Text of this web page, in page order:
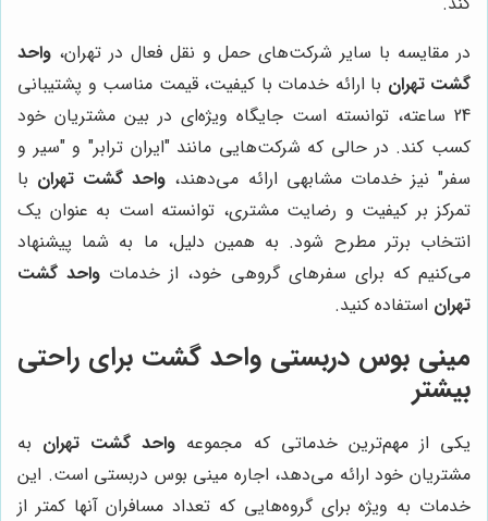
در مقایسه با سایر شرکت‌های حمل و نقل فعال در تهران، واحد
گشت تهران با ارائه خدمات با کیفیت، قیمت مناسب و پشتیبانی
24 ساعته، توانسته است جایگاه ویژه‌ای در بین مشتریان خود
کسب کند. در حالی که شرکت‌هایی مانند "ایران ترابر" و "سیر و
سفر" نیز خدمات مشابهی ارائه می‌دهند، واحد گشت تهران با
تمرکز بر کیفیت و رضایت مشتری، توانسته است به عنوان یک
انتخاب برتر مطرح شود. به همین دلیل، ما به شما پیشنهاد
می‌کنیم که برای سفرهای گروهی خود، از خدمات واحد گشت
تهران استفاده کنید.
مینی بوس دربستی واحد گشت برای راحتی
بیشتر
یکی از مهم‌ترین خدماتی که مجموعه واحد گشت تهران به
مشتریان خود ارائه می‌دهد، اجاره مینی بوس دربستی است. این
خدمات به ویژه برای گروه‌هایی که تعداد مسافران آنها کمتر از